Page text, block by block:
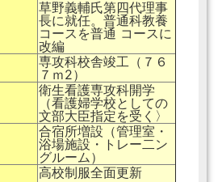
草野義輔氏第四代理事
長に就任。普通科教養
コースを普通 コースに
改編
専攻科校舎竣工（７６
７ｍ2）
衛生看護専攻科開学
（看護婦学校としての
文部大臣指定を受く〉
合宿所増設（管理室・
浴場施設・トレー二ン
グルーム）
高校制服全面更新